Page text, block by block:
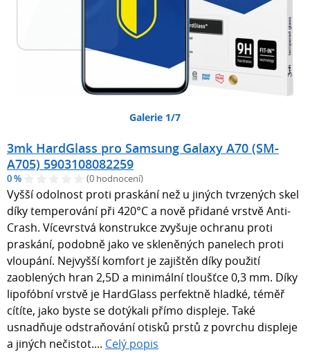
Galerie 1/7
3mk HardGlass pro Samsung Galaxy A70 (SM-
A705) 5903108082259
0 % (0 hodnocení)
Vyšší odolnost proti praskání než u jiných tvrzených skel
díky temperování při 420°C a nově přidané vrstvě Anti-
Crash. Vícevrstvá konstrukce zvyšuje ochranu proti
praskání, podobně jako ve skleněných panelech proti
vloupání. Nejvyšší komfort je zajištěn díky použití
zaoblených hran 2,5D a minimální tloušťce 0,3 mm. Díky
lipofóbní vrstvě je HardGlass perfektně hladké, téměř
cítíte, jako byste se dotýkali přímo displeje. Také
usnadňuje odstraňování otisků prstů z povrchu displeje
a jiných nečistot.... Celý popis